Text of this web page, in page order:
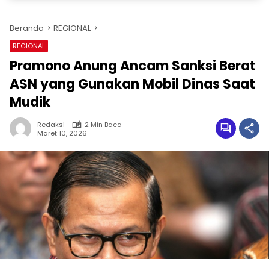
Beranda REGIONAL
REGIONAL
Pramono Anung Ancam Sanksi Berat
ASN yang Gunakan Mobil Dinas Saat
Mudik
Redaksi
2 Min Baca
Maret 10, 2026